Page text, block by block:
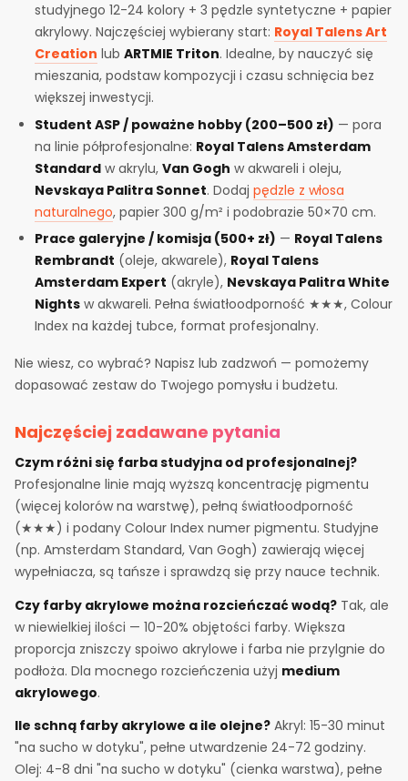
studyjnego 12-24 kolory + 3 pędzle syntetyczne + papier
akrylowy. Najczęściej wybierany start: Royal Talens Art
Creation lubARTMIE Triton. Idealne, by nauczyć się
mieszania, podstaw kompozycji i czasu schnięcia bez
większej inwestycji.
Student ASP / poważne hobby (200–500 zł) — pora
na linie półprofesjonalne: Royal Talens Amsterdam
Standard w akrylu,Van Gogh w akwareli i oleju,
Nevskaya Palitra Sonnet. Dodajpędzle z włosa
naturalnego, papier 300 g/m² i podobrazie 50×70 cm.
Prace galeryjne / komisja (500+ zł) — Royal Talens
Rembrandt (oleje, akwarele), Royal Talens
Amsterdam Expert (akryle), Nevskaya Palitra White
Nights w akwareli. Pełna światłoodporność ★★★, Colour
Index na każdej tubce, format profesjonalny.
Nie wiesz, co wybrać? Napisz lub zadzwoń — pomożemy
dopasować zestaw do Twojego pomysłu i budżetu.
Najczęściej zadawane pytania
Czym różni się farba studyjna od profesjonalnej?
Profesjonalne linie mają wyższą koncentrację pigmentu
(więcej kolorów na warstwę), pełną światłoodporność
(★★★) i podany Colour Index numer pigmentu. Studyjne
(np. Amsterdam Standard, Van Gogh) zawierają więcej
wypełniacza, są tańsze i sprawdzą się przy nauce technik.
Czy farby akrylowe można rozcieńczać wodą? Tak, ale
w niewielkiej ilości — 10-20% objętości farby. Większa
proporcja zniszczy spoiwo akrylowe i farba nie przylgnie do
podłoża. Dla mocnego rozcieńczenia użyj medium
akrylowego.
Ile schną farby akrylowe a ile olejne? Akryl: 15-30 minut
"na sucho w dotyku", pełne utwardzenie 24-72 godziny.
Olej: 4-8 dni "na sucho w dotyku" (cienka warstwa), pełne